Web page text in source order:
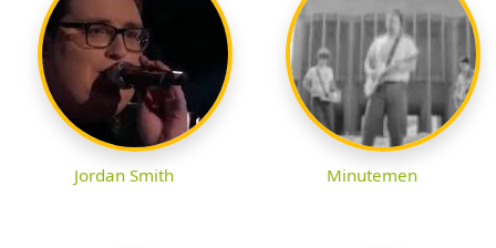
Jordan Smith Minutemen